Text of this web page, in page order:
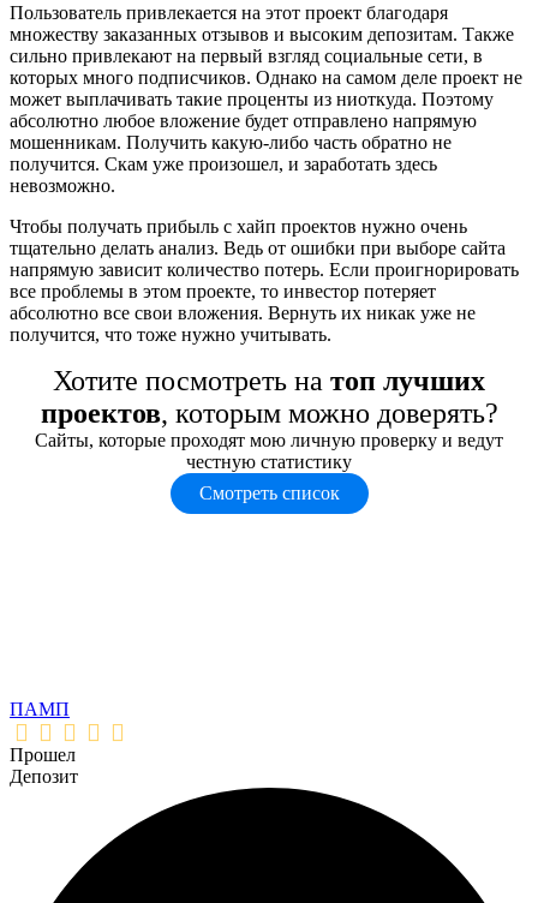
Пользователь привлекается на этот проект благодаря
множеству заказанных отзывов и высоким депозитам. Также
сильно привлекают на первый взгляд социальные сети, в
которых много подписчиков. Однако на самом деле проект не
может выплачивать такие проценты из ниоткуда. Поэтому
абсолютно любое вложение будет отправлено напрямую
мошенникам. Получить какую-либо часть обратно не
получится. Скам уже произошел, и заработать здесь
невозможно.
Чтобы получать прибыль с хайп проектов нужно очень
тщательно делать анализ. Ведь от ошибки при выборе сайта
напрямую зависит количество потерь. Если проигнорировать
все проблемы в этом проекте, то инвестор потеряет
абсолютно все свои вложения. Вернуть их никак уже не
получится, что тоже нужно учитывать.
Хотите посмотреть на топ лучших
проектов, которым можно доверять?
Сайты, которые проходят мою личную проверку и ведут
честную статистику
Смотреть список
ПАМП
Прошел
Депозит